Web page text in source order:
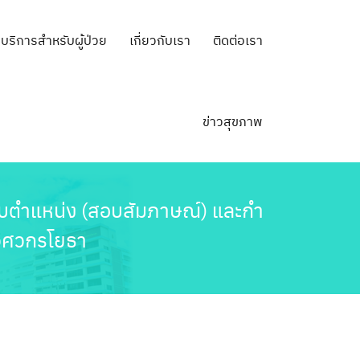
บริการสำหรับผู้ป่วย เกี่ยวกับเรา ติดต่อเรา
ข่าวสุขภาพ
ตำแหน่ง (สอบสัมภาษณ์) และกำ
วกรโยธา